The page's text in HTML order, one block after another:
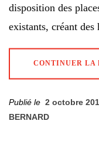
disposition des
existants, créant
CONTINUER LA
Publié le 2 octobre
BERNARD